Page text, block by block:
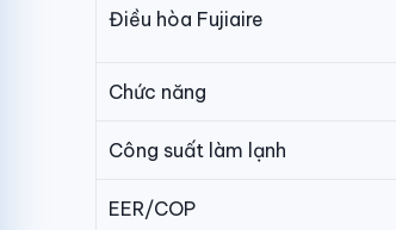
Điều hòa Fujiaire
Chức năng
Công suất làm lạnh
EER/COP